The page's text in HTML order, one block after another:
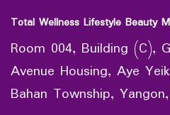
Total Wellness Lifestyle Beauty
Room 004, Building (C),
Avenue Housing, Aye
Bahan Township,